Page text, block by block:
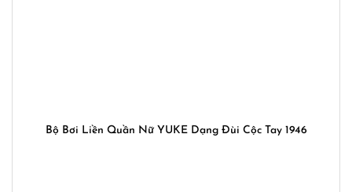
Bộ Bơi Liền Quần Nữ YUKE Dạng Đùi Cộc Tay 1946